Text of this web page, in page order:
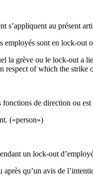
s’appliquent au présent
employés sont en lock-out
la grève ou le lock-out a
respect of which the strike
de direction ou
(«person»)
un lock-out
qu’un avis de